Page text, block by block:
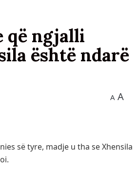
që ngjalli
është ndarë
A A
së tyre, madje u tha se Xhensila